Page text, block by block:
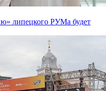
липецкого РУМа будет